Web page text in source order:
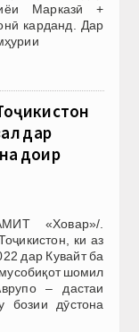
Марказӣ +
карданд. Дар
дар
доир
«Ховар»/.
ки аз
дар Кувайт ба
шомил
– дастаи
бозии дӯстона